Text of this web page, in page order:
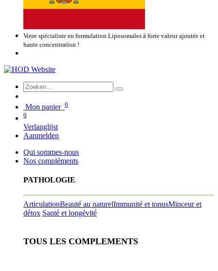
Votre spécialiste en formulation Liposomales à forte valeur ajoutée et
haute concentration !
Mon panier 0
0
Verlanglijst
Aanmelden
Qui sommes-nous
Nos compléments
PATHOLOGIE
ArticulationBeauté au naturelImmunité et tonusMinceur et
détox Santé et longévité
TOUS LES COMPLEMENTS